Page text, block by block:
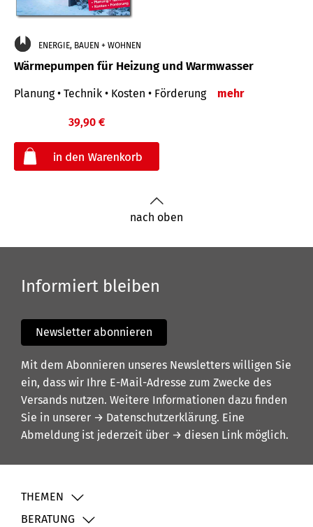
ENERGIE, BAUEN + WOHNEN
Wärmepumpen für Heizung und Warmwasser
Planung • Technik • Kosten • Förderung mehr
39,90 €
nach oben
Informiert bleiben
Newsletter abonnieren
Mit dem Abonnieren unseres Newsletters willigen Sie
ein, dass wir Ihre E-Mail-Adresse zum Zwecke des
Versands nutzen. Weitere Informationen dazu finden
Sie in unserer → Datenschutzerklärung. Eine
Abmeldung ist jederzeit über → diesen Link möglich.
THEMEN
BERATUNG